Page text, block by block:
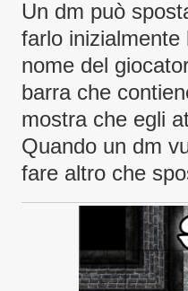
Un dm può
farlo
nome del
barra che
mostra che egli
Quando un dm
fare altro che